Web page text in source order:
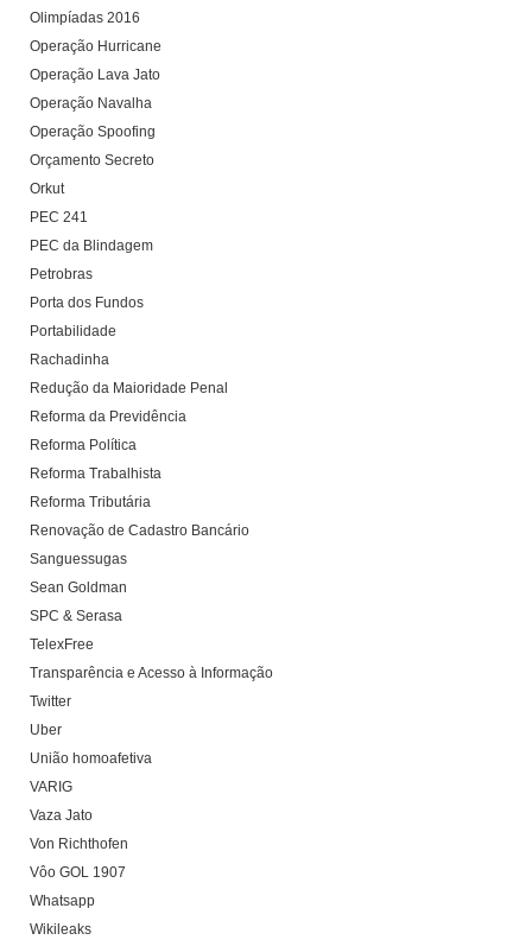
Olimpíadas 2016
Operação Hurricane
Operação Lava Jato
Operação Navalha
Operação Spoofing
Orçamento Secreto
Orkut
PEC 241
PEC da Blindagem
Petrobras
Porta dos Fundos
Portabilidade
Rachadinha
Redução da Maioridade Penal
Reforma da Previdência
Reforma Política
Reforma Trabalhista
Reforma Tributária
Renovação de Cadastro Bancário
Sanguessugas
Sean Goldman
SPC & Serasa
TelexFree
Transparência e Acesso à Informação
Twitter
Uber
União homoafetiva
VARIG
Vaza Jato
Von Richthofen
Vôo GOL 1907
Whatsapp
Wikileaks